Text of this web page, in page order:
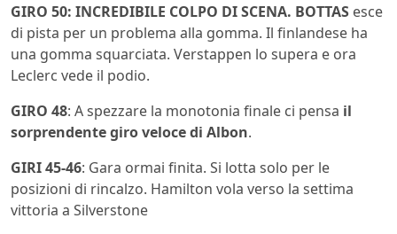
GIRO 50: INCREDIBILE COLPO DI SCENA. BOTTAS esce
di pista per un problema alla gomma. Il finlandese ha
una gomma squarciata. Verstappen lo supera e ora
Leclerc vede il podio.
GIRO 48: A spezzare la monotonia finale ci pensa il
sorprendente giro veloce di Albon.
GIRI 45-46: Gara ormai finita. Si lotta solo per le
posizioni di rincalzo. Hamilton vola verso la settima
vittoria a Silverstone